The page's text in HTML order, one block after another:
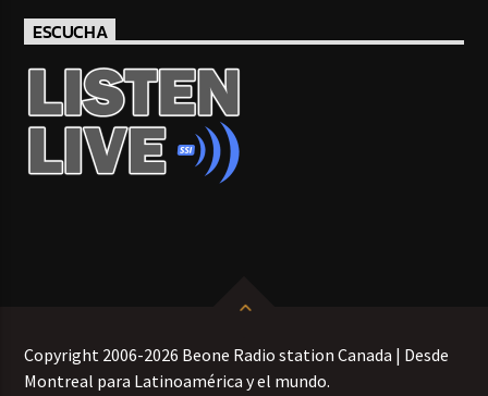
ESCUCHA
Copyright 2006-2026 Beone Radio station Canada | Desde
Montreal para Latinoamérica y el mundo.